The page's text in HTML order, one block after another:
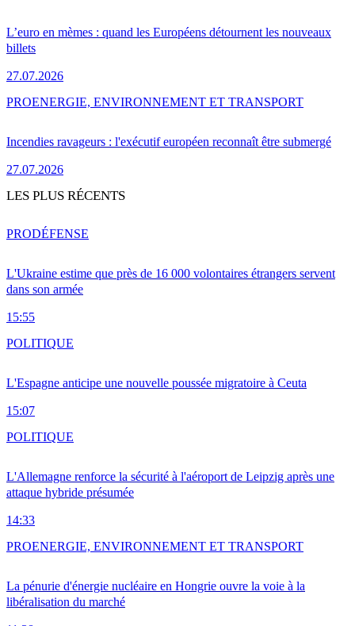
L’euro en mèmes : quand les Européens détournent les nouveaux
billets
27.07.2026
Incendies ravageurs : l'exécutif européen reconnaît être submergé
27.07.2026
PROENERGIE, ENVIRONNEMENT ET TRANSPORT
LES PLUS RÉCENTS
L'Ukraine estime que près de 16 000 volontaires étrangers servent
dans son armée
15:55
PRODÉFENSE
L'Espagne anticipe une nouvelle poussée migratoire à Ceuta
15:07
POLITIQUE
L'Allemagne renforce la sécurité à l'aéroport de Leipzig après une
attaque hybride présumée
14:33
POLITIQUE
La pénurie d'énergie nucléaire en Hongrie ouvre la voie à la
libéralisation du marché
PROENERGIE, ENVIRONNEMENT ET TRANSPORT